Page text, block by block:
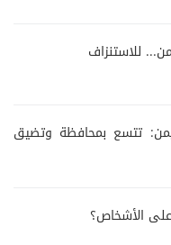
للاستنزاف
تتسع بمحافظة وتضيق
على الأشخاص؟